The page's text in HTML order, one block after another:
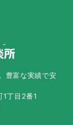
豊富な実績で安
丁目2番1